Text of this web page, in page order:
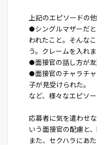
上記のエピソードの他
●シングルマザーだ
われたこと。そんな
う。クレームを入れま
●面接官の話し方が友
●面接官のチャラチ
子が見受けられた。
など、様々なエピソ
応募者に気を遣わせ
いう面接官の配慮と
また、セクハラにあ